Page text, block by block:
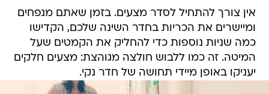
אין צורך להתחיל לסדר מצעים. בזמן שאתם מנפחים
ומיישרים את הכריות בחדר השינה שלכם, הקדישו
כמה שניות נוספות כדי להחליק את הקמטים שעל
המיטה. זה כמו ללבוש חולצה מגוהצת: מצעים חלקים
יעניקו באופן מיידי תחושה של חדר נקי.